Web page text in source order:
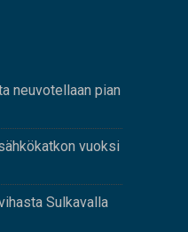
neuvotellaan pian
vuoksi
Sulkavalla